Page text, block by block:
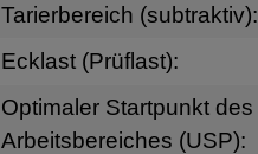
Tarierbereich (subtraktiv):
Ecklast (Prüflast):
Optimaler Startpunkt des
Arbeitsbereiches (USP):